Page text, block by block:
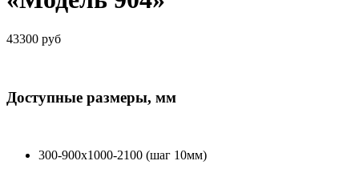
43300 руб
Доступные размеры, мм
300-900х1000-2100 (шаг 10мм)